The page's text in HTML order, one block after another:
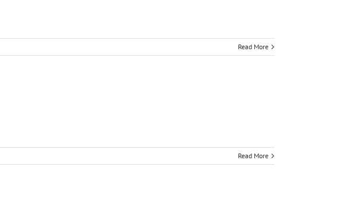
Read More
Read More